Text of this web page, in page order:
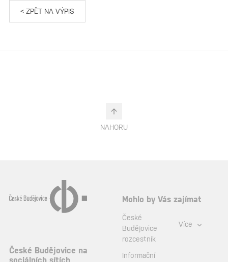
< ZPĚT NA VÝPIS
NAHORU
České Budějovice na
Mohlo by Vás zajímat
České
Budějovice
rozcestník
Informační
Více